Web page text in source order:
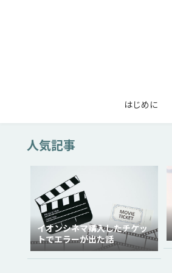
はじめに
人気記事
イオンシネマ購入したチケッ
トでエラーが出た話